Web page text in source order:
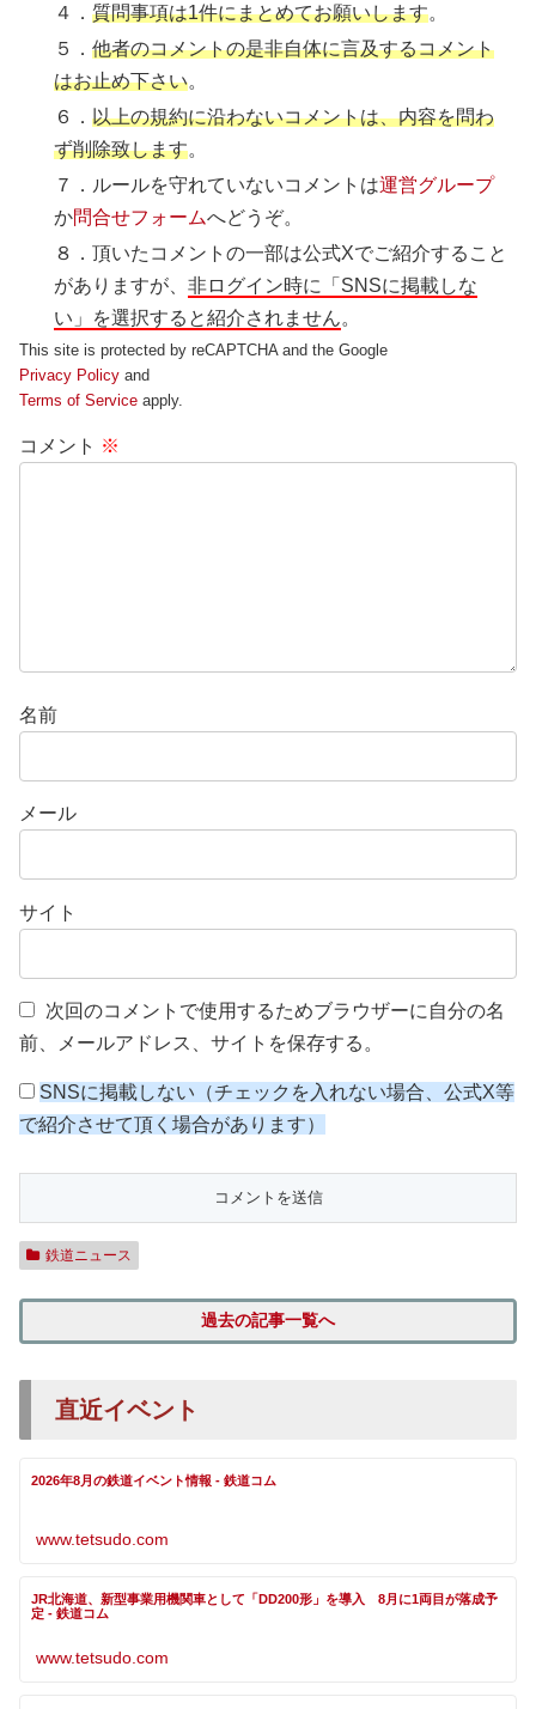
４．質問事項は1件にまとめてお願いします。
５．他者のコメントの是非自体に言及するコメント
はお止め下さい。
６．以上の規約に沿わないコメントは、内容を問わ
ず削除致します。
７．ルールを守れていないコメントは運営グループ
か問合せフォームへどうぞ。
８．頂いたコメントの一部は公式Xでご紹介すること
がありますが、非ログイン時に「SNSに掲載しな
い」を選択すると紹介されません。
This site is protected by reCAPTCHA and the Google
Privacy Policy and
Terms of Service apply.
コメント ※
名前
メール
サイト
次回のコメントで使用するためブラウザーに自分の名
前、メールアドレス、サイトを保存する。
SNSに掲載しない（チェックを入れない場合、公式X等
で紹介させて頂く場合があります）
鉄道ニュース
過去の記事一覧へ
直近イベント
2026年8月の鉄道イベント情報 - 鉄道コム
www.tetsudo.com
JR北海道、新型事業用機関車として「DD200形」を導入 8月に1両目が落成予
定 - 鉄道コム
www.tetsudo.com